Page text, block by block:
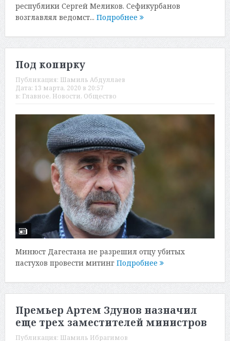
республики Сергей Меликов. Сефикурбанов
возглавлял ведомст... Подробнее
Под копирку
Публикация: Шамиль Абдуллаев
Дата: 13 марта, 2020 в 20:57
в: Главное, Новости, Общество
Минюст Дагестана не разрешил отцу убитых
пастухов провести митинг Подробнее
Премьер Артем Здунов назначил
еще трех заместителей министров
Публикация: Шамиль Ибрагимов